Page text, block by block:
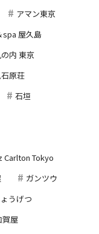
アマン東京
屋久島
内 東京
原荘
石垣
Carlton Tokyo
ガンツウ
ょうげつ
賀屋